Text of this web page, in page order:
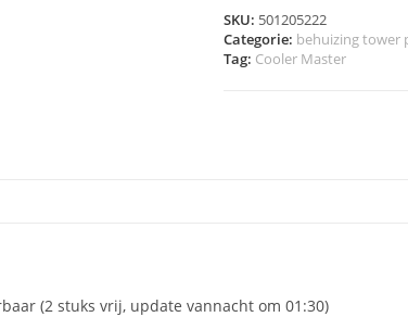
SKU: 501205222
Categorie: behuizing tower
Tag: Cooler Master
(2 stuks vrij, update vannacht om 01:30)